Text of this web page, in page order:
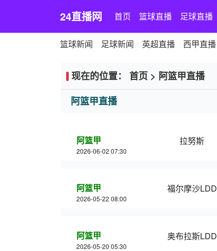
24直播网 首页 篮球直播 足球直播
篮球新闻 足球新闻 英超直播 西甲直播
现在的位置： 首页 > 阿篮甲直播
阿篮甲直播
阿篮甲
2026-06-02 07:30
拉努斯
阿篮甲
2026-05-22 08:00
福尔摩沙LDD
阿篮甲
2026-05-20 05:30
奥布拉斯LDD